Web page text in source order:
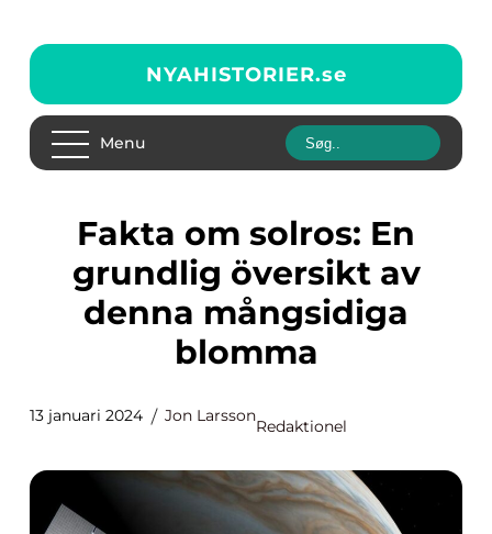
NYAHISTORIER.se
Menu
Fakta om solros: En
grundlig översikt av
denna mångsidiga
blomma
13 januari 2024 Jon Larsson
Redaktionel